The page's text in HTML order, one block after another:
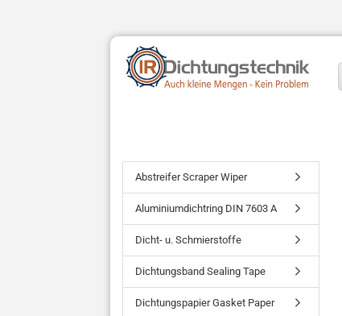
Abstreifer Scraper Wiper
Aluminiumdichtring DIN 7603 A
Dicht- u. Schmierstoffe
Dichtungsband Sealing Tape
Dichtungspapier Gasket Paper